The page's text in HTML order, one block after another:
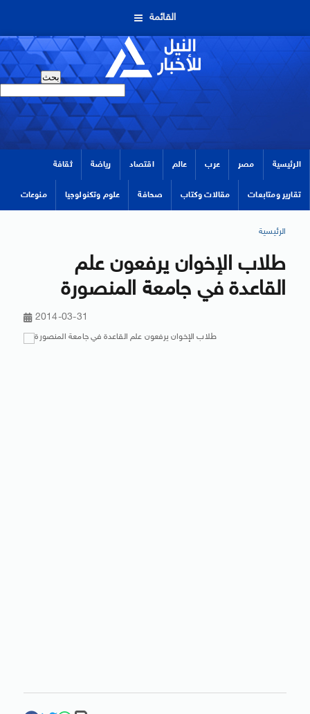
القائمة
الرئيسية مصر عرب عالم اقتصاد رياضة ثقافة
تقارير ومتابعات مقالات وكتاب صحافة علوم وتكنولوجيا منوعات
الرئيسية
طلاب الإخوان يرفعون علم
القاعدة في جامعة المنصورة
2014-03-31